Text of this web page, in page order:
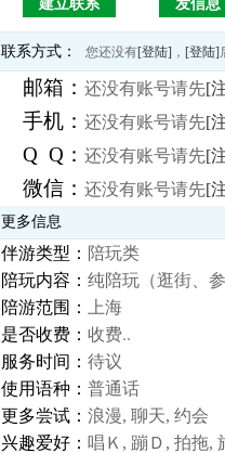
建立联系 发信息
联系方式： 您还没有[登陆] ， [登陆]
邮箱： 还没有账号请先[
手机： 还没有账号请先[
Q Q： 还没有账号请先[
微信： 还没有账号请先[
更多信息
伴游类型： 陪玩类
陪玩内容： 纯陪玩（逛街、
陪游范围：
上海
是否收费： 收费..
服务时间： 待议
使用语种： 普通话
更多尝试： 浪漫, 聊天, 约会
兴趣爱好： 唱Ｋ, 蹦Ｄ, 拍拖,